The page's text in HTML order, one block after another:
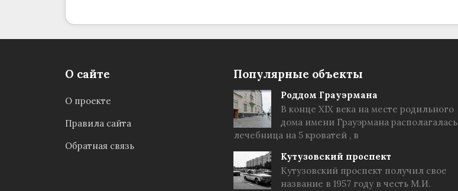
О сайте
О проекте
Правила сайта
Обратная связь
Популярные объекты
Роддом Грауэрмана
В конце XIX века на месте родильного
дома имени Грауэрмана располагалась
лечебница на 5 кроватей , в
Кутузовский проспект
Кутузовский проспект получил свое
название в 1957 году в честь М.И.